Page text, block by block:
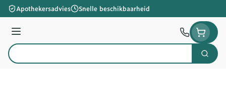
Ga naar de inhoud
Apothekersadvies Snelle beschikbaarheid
Menu
Product, merk, categorie...
Zoek